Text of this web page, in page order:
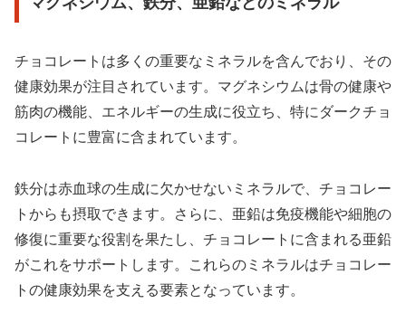
チョコレートは多くの重要なミネラルを含んでおり、その
健康効果が注目されています。マグネシウムは骨の健康や
筋肉の機能、エネルギーの生成に役立ち、特にダークチョ
コレートに豊富に含まれています。
鉄分は赤血球の生成に欠かせないミネラルで、チョコレー
トからも摂取できます。さらに、亜鉛は免疫機能や細胞の
修復に重要な役割を果たし、チョコレートに含まれる亜鉛
がこれをサポートします。これらのミネラルはチョコレー
トの健康効果を支える要素となっています。